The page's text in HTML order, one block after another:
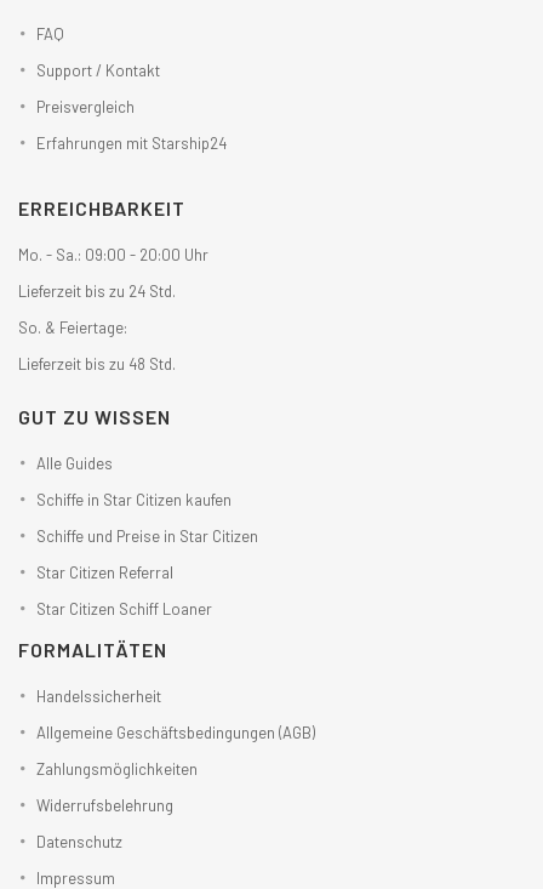
FAQ
Support / Kontakt
Preisvergleich
Erfahrungen mit Starship24
ERREICHBARKEIT
Mo. - Sa.: 09:00 - 20:00 Uhr
Lieferzeit bis zu 24 Std.
So. & Feiertage:
Lieferzeit bis zu 48 Std.
GUT ZU WISSEN
Alle Guides
Schiffe in Star Citizen kaufen
Schiffe und Preise in Star Citizen
Star Citizen Referral
Star Citizen Schiff Loaner
FORMALITÄTEN
Handelssicherheit
Allgemeine Geschäftsbedingungen (AGB)
Zahlungsmöglichkeiten
Widerrufsbelehrung
Datenschutz
Impressum